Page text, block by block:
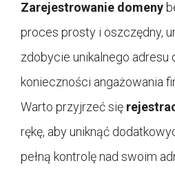
Zarejestrowanie domeny
proces prosty i oszczędny,
zdobycie unikalnego adresu
konieczności angażowania
Warto przyjrzeć się
rękę, aby uniknąć
pełną kontrolę nad swoim